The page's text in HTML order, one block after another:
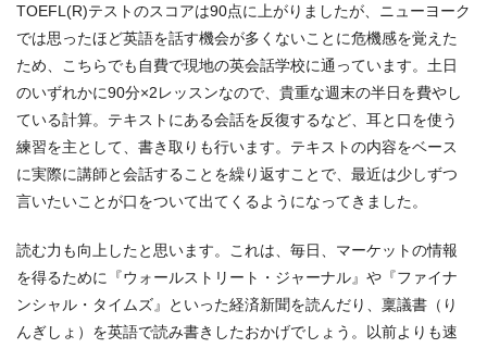
TOEFL(R)テストのスコアは90点に上がりましたが、ニューヨーク
では思ったほど英語を話す機会が多くないことに危機感を覚えた
ため、こちらでも自費で現地の英会話学校に通っています。土日
のいずれかに90分×2レッスンなので、貴重な週末の半日を費やし
ている計算。テキストにある会話を反復するなど、耳と口を使う
練習を主として、書き取りも行います。テキストの内容をベース
に実際に講師と会話することを繰り返すことで、最近は少しずつ
言いたいことが口をついて出てくるようになってきました。
読む力も向上したと思います。これは、毎日、マーケットの情報
を得るために『ウォールストリート・ジャーナル』や『ファイナ
ンシャル・タイムズ』といった経済新聞を読んだり、稟議書（り
んぎしょ）を英語で読み書きしたおかげでしょう。以前よりも速